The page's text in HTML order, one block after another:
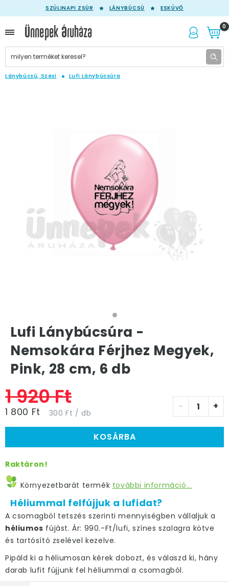
SZÜLINAPI ZSÚR LÁNYBÚCSÚ ESKÜVŐ
0
Lánybúcsú, Szexi Lufi Lánybúcsúra
Lufi Lánybúcsúra -
Nemsokára Férjhez Megyek,
Pink, 28 cm, 6 db
1 920 Ft
1 800 Ft 300 Ft / db
- +
KOSÁRBA
Raktáron!
Környezetbarát termék további információ...
Héliummal felfújjuk a lufidat?
A csomagból tetszés szerinti mennyiségben vállaljuk a
héliumos fújást. Ár: 990.-Ft/lufi, színes szalagra kötve
és tartósító zselével kezelve.
Pipáld ki a héliumosan kérek dobozt, és válaszd ki, hány
darab lufit fújjunk fel héliummal a csomagból.